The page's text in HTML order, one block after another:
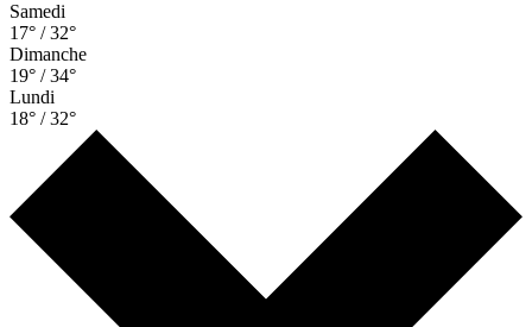
Samedi
17° / 32°
Dimanche
19° / 34°
Lundi
18° / 32°